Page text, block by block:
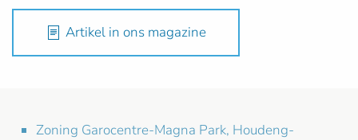
Artikel in ons magazine
Zoning Garocentre-Magna Park, Houdeng-